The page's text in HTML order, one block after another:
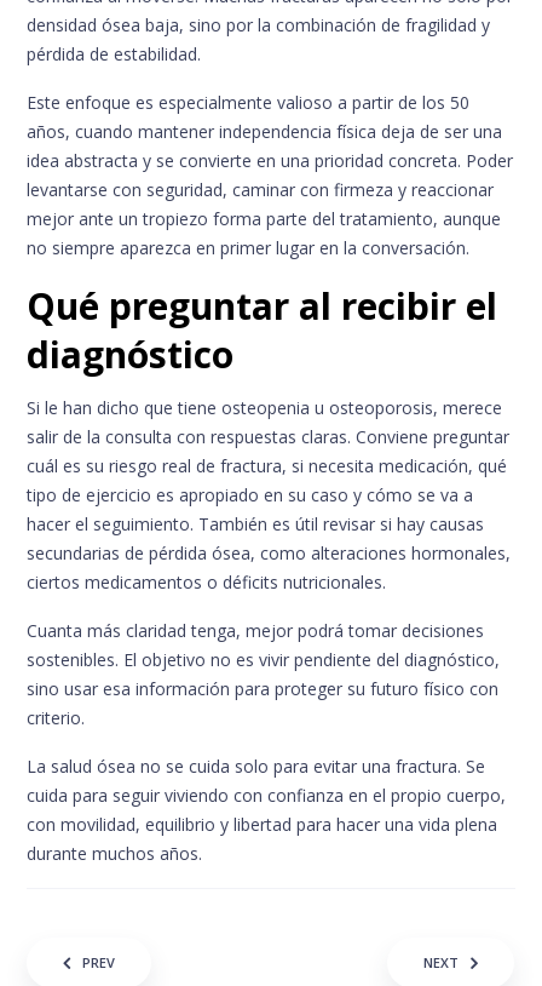
densidad ósea baja, sino por la combinación de fragilidad y
pérdida de estabilidad.
Este enfoque es especialmente valioso a partir de los 50
años, cuando mantener independencia física deja de ser una
idea abstracta y se convierte en una prioridad concreta. Poder
levantarse con seguridad, caminar con firmeza y reaccionar
mejor ante un tropiezo forma parte del tratamiento, aunque
no siempre aparezca en primer lugar en la conversación.
Qué preguntar al recibir el
diagnóstico
Si le han dicho que tiene osteopenia u osteoporosis, merece
salir de la consulta con respuestas claras. Conviene preguntar
cuál es su riesgo real de fractura, si necesita medicación, qué
tipo de ejercicio es apropiado en su caso y cómo se va a
hacer el seguimiento. También es útil revisar si hay causas
secundarias de pérdida ósea, como alteraciones hormonales,
ciertos medicamentos o déficits nutricionales.
Cuanta más claridad tenga, mejor podrá tomar decisiones
sostenibles. El objetivo no es vivir pendiente del diagnóstico,
sino usar esa información para proteger su futuro físico con
criterio.
La salud ósea no se cuida solo para evitar una fractura. Se
cuida para seguir viviendo con confianza en el propio cuerpo,
con movilidad, equilibrio y libertad para hacer una vida plena
durante muchos años.
Post navigation
PREV NEXT